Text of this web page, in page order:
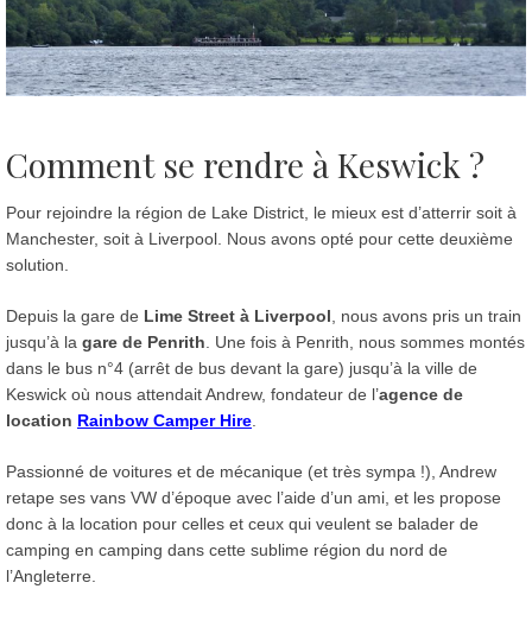
Comment se rendre à Keswick ?
Pour rejoindre la région de Lake District, le mieux est d’atterrir soit à
Manchester, soit à Liverpool. Nous avons opté pour cette deuxième
solution.
Depuis la gare de Lime Street à Liverpool , nous avons pris un train
jusqu’à la gare de Penrith . Une fois à Penrith, nous sommes montés
dans le bus n°4 (arrêt de bus devant la gare) jusqu’à la ville de
Keswick où nous attendait Andrew, fondateur de l’agence de
location Rainbow Camper Hire
Passionné de voitures et de mécanique (et très sympa !), Andrew
retape ses vans VW d’époque avec l’aide d’un ami, et les propose
donc à la location pour celles et ceux qui veulent se balader de
camping en camping dans cette sublime région du nord de
l’Angleterre.